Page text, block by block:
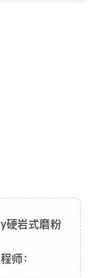
硬岩式磨粉
师：